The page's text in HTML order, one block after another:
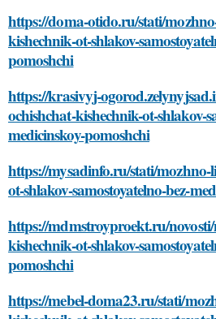
https://doma-otido.ru/stati/
kishechnik-ot-shlakov-
pomoshchi
https://krasivyj-
ochishchat-kishechnik-ot-shlakov-
medicinskoy-pomoshchi
https://mysadinfo.ru/stati/
ot-shlakov-samostoyatelno-bez-
https://mdmstroyproekt.ru/
kishechnik-ot-shlakov-
pomoshchi
https://mebel-doma23.ru/stati/